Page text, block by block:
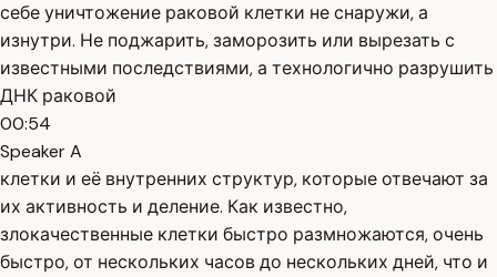
себе уничтожение раковой клетки не снаружи, а
изнутри. Не поджарить, заморозить или вырезать с
известными последствиями, а технологично разрушить
ДНК раковой
00:54
Speaker A
клетки и её внутренних структур, которые отвечают за
их активность и деление. Как известно,
злокачественные клетки быстро размножаются, очень
быстро, от нескольких часов до нескольких дней, что и